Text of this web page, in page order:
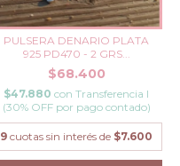
PULSERA DENARIO PLATA
925 PD470 - 2 GRS...
$68.400
$47.880 con Transferencia I
(30% OFF por pago contado)
9 cuotas sin interés de $7.600